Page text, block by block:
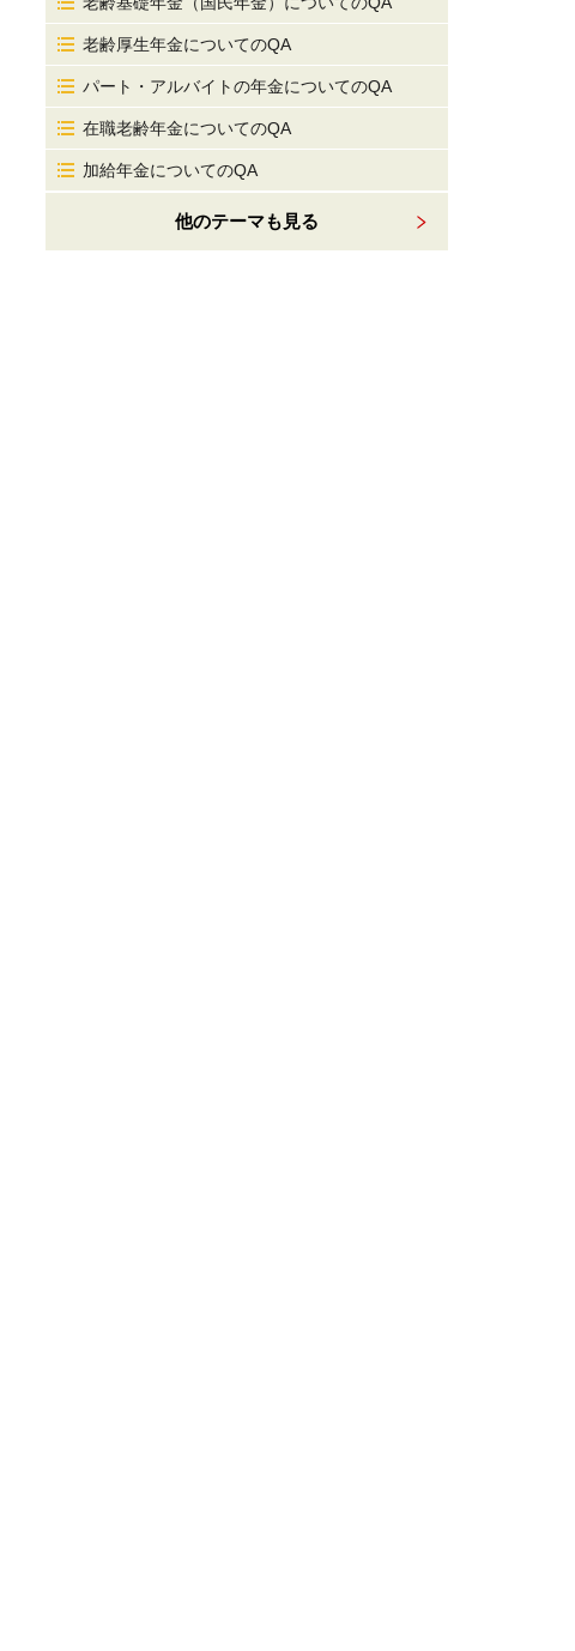
老齢厚生年金についてのQA
パート・アルバイトの年金についてのQA
在職老齢年金についてのQA
加給年金についてのQA
他のテーマも見る